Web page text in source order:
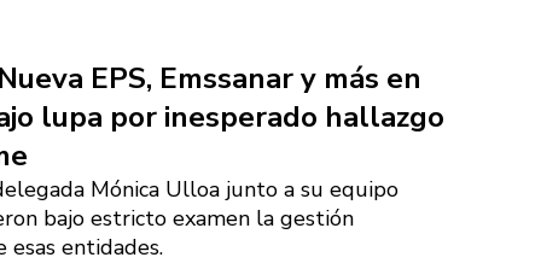
EPS, Emssanar y más en
lupa por inesperado hallazgo
Mónica Ulloa junto a su equipo
bajo estricto examen la gestión
esas entidades.